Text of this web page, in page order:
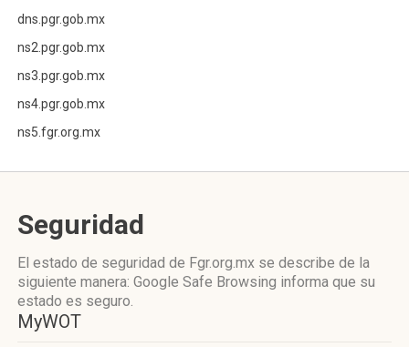
dns.pgr.gob.mx
ns2.pgr.gob.mx
ns3.pgr.gob.mx
ns4.pgr.gob.mx
ns5.fgr.org.mx
Seguridad
El estado de seguridad de Fgr.org.mx se describe de la
siguiente manera: Google Safe Browsing informa que su
estado es seguro.
MyWOT